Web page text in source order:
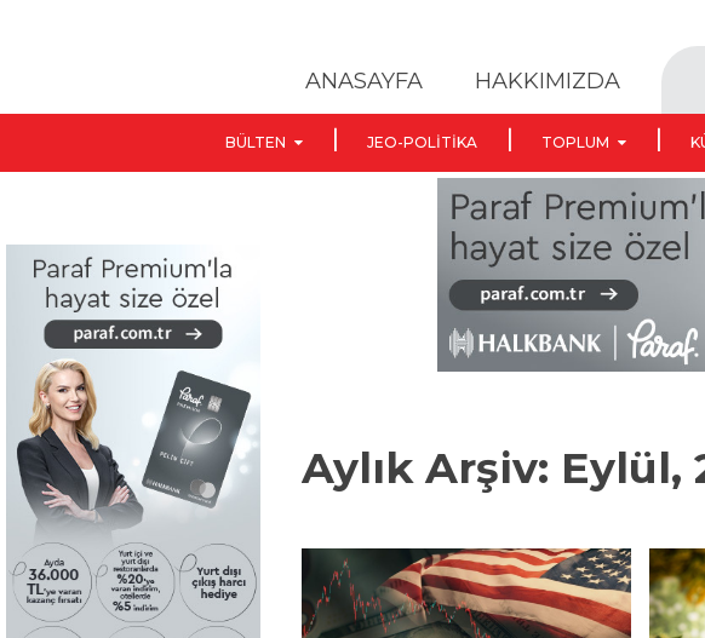
ANASAYFA HAKKIMIZDA
BÜLTEN JEO-POLITIKA TOPLUM
Aylık Arşiv: Eylül,